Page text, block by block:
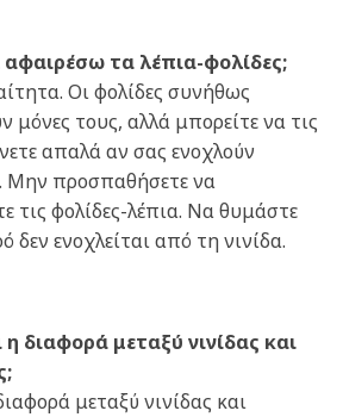
αφαιρέσω τα λέπια-φολίδες;
Οι φολίδες συνήθως
μόνες τους, αλλά μπορείτε να τις
απαλά αν σας ενοχλούν
Μην προσπαθήσετε να
τις φολίδες-λέπια. Να θυμάστε
δεν ενοχλείται από τη νινίδα.
η διαφορά μεταξύ νινίδας και
μεταξύ νινίδας και